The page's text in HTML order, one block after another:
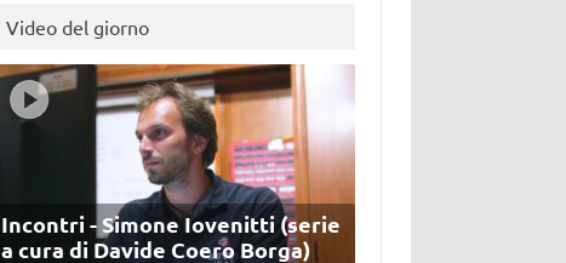
Video del giorno
Incontri - Simone Iovenitti (serie
a cura di Davide Coero Borga)